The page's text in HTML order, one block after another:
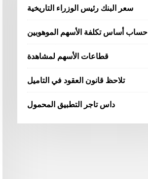
سعر البنك رئيس الوزراء التاريخية
حساب أساس تكلفة الأسهم الموهوبين
قطاعات الأسهم لمشاهدة
تلاحظ قانون العقود في التاميل
داس تاجر التطبيق المحمول